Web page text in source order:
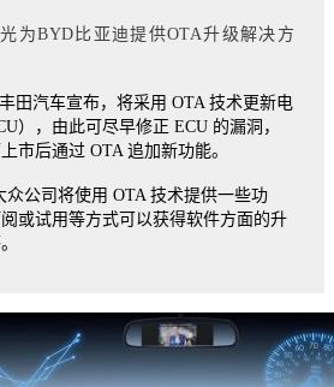
为BYD比亚迪提供OTA升级解决方
田汽车宣布，将采用 OTA 技术更新电
），由此可尽早修正 ECU 的漏洞，
市后通过 OTA 追加新功能。
众公司将使用 OTA 技术提供一些功
或试用等方式可以获得软件方面的升